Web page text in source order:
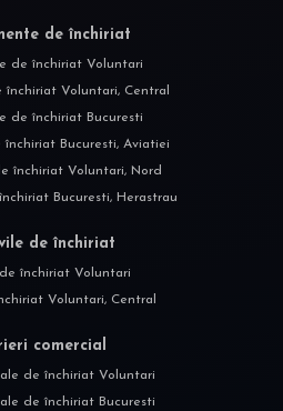
de închiriat
de închiriat Voluntari
închiriat Voluntari, Central
de închiriat Bucuresti
Bucuresti, Aviatiei
închiriat Voluntari, Nord
Bucuresti, Herastrau
de închiriat
închiriat Voluntari
Voluntari, Central
comercial
de închiriat Voluntari
de închiriat Bucuresti